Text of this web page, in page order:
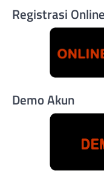
Registrasi Online
Demo Akun